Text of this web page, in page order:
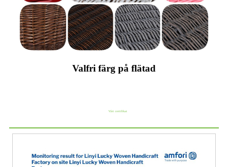
Valfri färg på flätad
Vårt certifikat